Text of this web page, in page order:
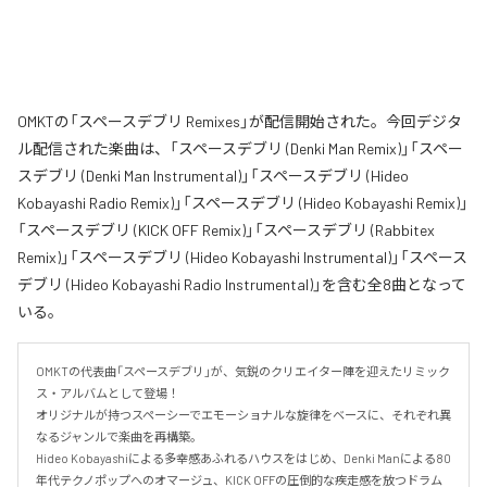
OMKTの「スペースデブリ Remixes」が配信開始された。今回デジタ
ル配信された楽曲は、「スペースデブリ (Denki Man Remix)」「スペー
スデブリ (Denki Man Instrumental)」「スペースデブリ (Hideo
Kobayashi Radio Remix)」「スペースデブリ (Hideo Kobayashi Remix)」
「スペースデブリ (KICK OFF Remix)」「スペースデブリ (Rabbitex
Remix)」「スペースデブリ (Hideo Kobayashi Instrumental)」「スペース
デブリ (Hideo Kobayashi Radio Instrumental)」を含む全8曲となって
いる。
OMKTの代表曲「スペースデブリ」が、気鋭のクリエイター陣を迎えたリミック
ス・アルバムとして登場！
オリジナルが持つスペーシーでエモーショナルな旋律をベースに、それぞれ異
なるジャンルで楽曲を再構築。
Hideo Kobayashiによる多幸感あふれるハウスをはじめ、Denki Manによる80
年代テクノポップへのオマージュ、KICK OFFの圧倒的な疾走感を放つドラム